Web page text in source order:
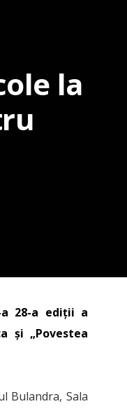
la
28-a ediții a
și „Povestea
Bulandra, Sala